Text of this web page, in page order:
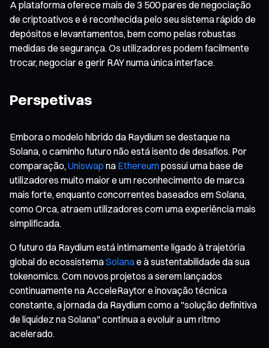
A plataforma oferece mais de 3 500 pares de negociação
de criptoativos e é reconhecida pelo seu sistema rápido de
depósitos e levantamentos, bem como pelas robustas
medidas de segurança. Os utilizadores podem facilmente
trocar, negociar e gerir RAY numa única interface.
Perspetivas
Embora o modelo híbrido da Raydium se destaque na
Solana, o caminho futuro não está isento de desafios. Por
comparação, Uniswap na Ethereumpossui uma base de
utilizadores muito maior e um reconhecimento de marca
mais forte, enquanto concorrentes baseados em Solana,
como Orca, atraem utilizadores com uma experiência mais
simplificada.
O futuro da Raydium está intimamente ligado à trajetória
global do ecossistemaSolanae à sustentabilidade da sua
tokenomics. Com novos projetos a serem lançados
continuamente na AcceleRaytor e inovação técnica
constante, a jornada da Raydium como a "solução definitiva
de liquidez na Solana" continua a evoluir a um ritmo
acelerado.